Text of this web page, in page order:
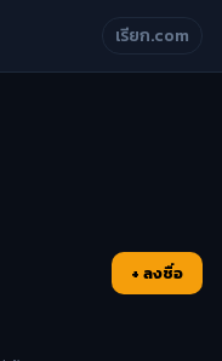
เรียก.com
+ ลงชื่อ